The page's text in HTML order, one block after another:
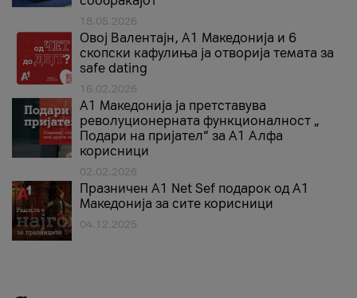
18.05.2026
Овој Валентајн, A1 Македонија и 6
скопски кафулиња ја отворија темата за
safe dating
16.02.2026
А1 Македонија ја претставува
револуционерната функционалност „
Подари на пријател“ за А1 Алфа
корисници
02.02.2026
Празничен A1 Net Sеf подарок од А1
Македонија за сите корисници
04.12.2025